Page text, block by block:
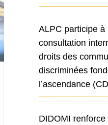
ALPC participe à
consultation
droits des
discriminées
l’ascendance
DIDOMI renforce